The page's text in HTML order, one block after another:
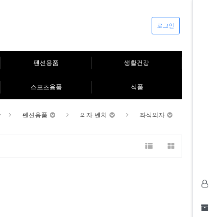
로그인
펜션용품 생활건강
스포츠용품 식품
펜션용품 의자.벤치 좌식의자